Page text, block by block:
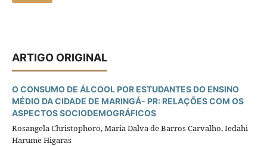
ARTIGO ORIGINAL
O CONSUMO DE ÁLCOOL POR ESTUDANTES DO ENSINO
MÉDIO DA CIDADE DE MARINGÁ- PR: RELAÇÕES COM OS
ASPECTOS SOCIODEMOGRÁFICOS
Rosangela Christophoro, Maria Dalva de Barros Carvalho, Iedahi
Harume Higaras